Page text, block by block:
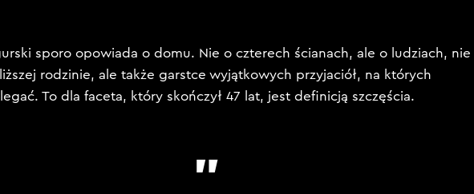
sporo opowiada o domu. Nie o czterech ścianach, ale o ludziach, nie
rodzinie, ale także garstce wyjątkowych przyjaciół, na których
To dla faceta, który skończył 47 lat, jest definicją szczęścia.